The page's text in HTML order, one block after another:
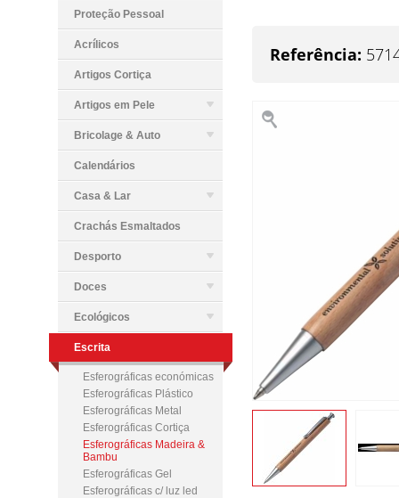
Proteção Pessoal
Acrílicos
Artigos Cortiça
Artigos em Pele
Bricolage & Auto
Calendários
Casa & Lar
Crachás Esmaltados
Desporto
Doces
Ecológicos
Escrita
Esferográficas económicas
Esferográficas Plástico
Esferográficas Metal
Esferográficas Cortiça
Esferográficas Madeira &
Bambu
Esferográficas Gel
Esferográficas c/ luz led
Referência: